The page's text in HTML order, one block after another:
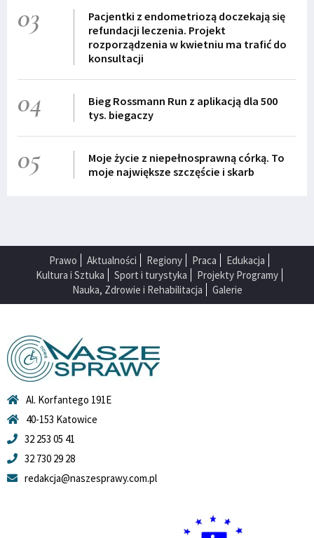
03
Pacjentki z endometriozą doczekają się
refundacji leczenia. Projekt
rozporządzenia w kwietniu ma trafić do
konsultacji
04
Bieg Rossmann Run z aplikacją dla 500
tys. biegaczy
05
Moje życie z niepełnosprawną córką. To
moje największe szczęście i skarb
Prawo Aktualności Regiony Praca
Edukacja
Kultura i Sztuka
Sport i turystyka
Projekty Programy
Nauka, Zdrowie i Rehabilitacja
Galerie
Al. Korfantego 191E
40-153 Katowice
32 253 05 41
32 730 29 28
redakcja@naszesprawy.com.pl